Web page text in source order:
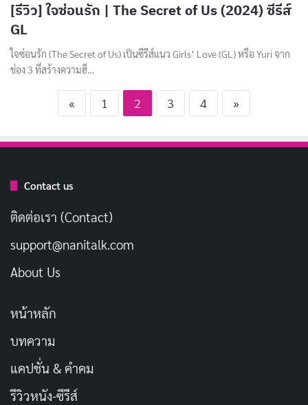
[รีวิว] ใจซ่อนรัก | The Secret of Us (2024) ซีรีส์
GL
ใจซ่อนรัก (The Secret of Us) เป็นซีรีส์แนว Girls’ Love (GL) หรือ Yuri จาก
ช่อง 3 ที่สร้างความฮื…
« 1 2 3 4 »
Contact us
ติดต่อเรา (Contact)
support@nanitalk.com
About Us
หน้าหลัก
บทความ
แคปชั่น & คำคม
รีวิวหนัง-ซีรีส์